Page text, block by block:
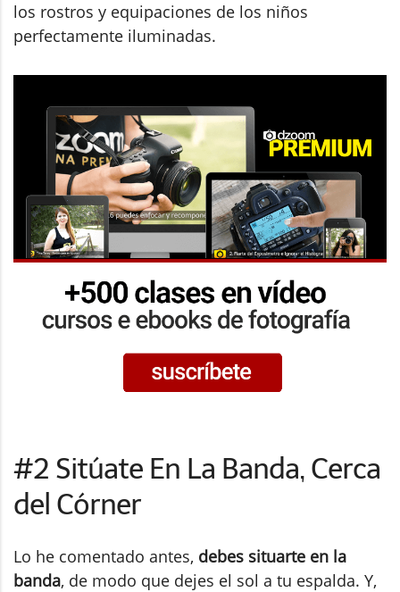
los rostros y equipaciones de los niños
perfectamente iluminadas.
#2 Sitúate En La Banda, Cerca
del Córner
Lo he comentado antes, debes situarte en la
banda, de modo que dejes el sol a tu espalda. Y,